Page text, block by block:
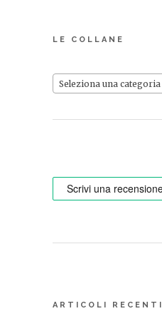
LE COLLANE
Seleziona una categoria
ARTICOLI RECENTI